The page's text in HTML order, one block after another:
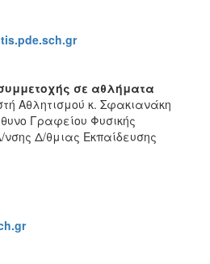
σε αθλήματα
Αθλητισμού κ. Σφακιανάκη
Γραφείου Φυσικής
Δ/θμιας Εκπαίδευσης